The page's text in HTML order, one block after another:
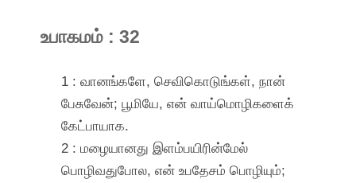
உபாகமம் : 32
1 : வானங்களே, செவிகொடுங்கள், நான்
பேசுவேன்; பூமியே, என் வாய்மொழிகளைக்
கேட்பாயாக.
2 : மழையானது இளம்பயிரின்மேல்
பொழிவதுபோல, என் உபதேசம் பொழியும்;